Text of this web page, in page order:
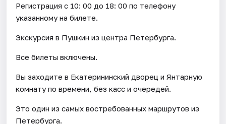
Регистрация с 10: 00 до 18: 00 по телефону
указанному на билете.
Экскурсия в Пушкин из центра Петербурга.
Все билеты включены.
Вы заходите в Екатерининский дворец и Янтарную
комнату по времени, без касс и очередей.
Это один из самых востребованных маршрутов из
Петербурга.